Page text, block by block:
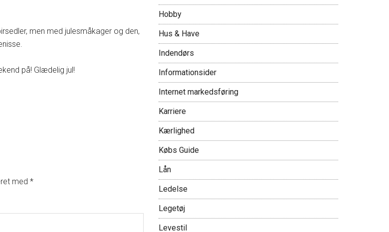
men med julesmåkager og den,
på! Glædelig jul!
med *
Hobby
Hus & Have
Indendørs
Informationsider
Internet markedsføring
Karriere
Kærlighed
Købs Guide
Lån
Ledelse
Legetøj
Levestil